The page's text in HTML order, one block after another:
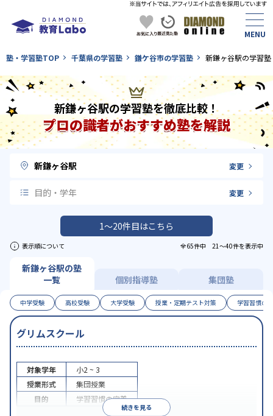
塾・学習塾TOP 千葉県の学習塾 鎌ケ谷市の学習塾 新鎌ヶ谷駅の学習塾
新鎌ヶ谷駅の学習塾を徹底比較！
プロの識者がおすすめ塾を解説
新鎌ヶ谷駅 変更
目的・学年 変更
1〜20件目はこちら
表示順について 全65件中 21〜40件を表示中
新鎌ヶ谷駅の塾
一覧
個別指導塾 集団塾
中学受験 高校受験 大学受験 授業・定期テスト対策 学習習慣の
グリムスクール
続きを見る
対象学年
小2 ~ 3
授業形式
集団授業
目的
学習習慣の定着